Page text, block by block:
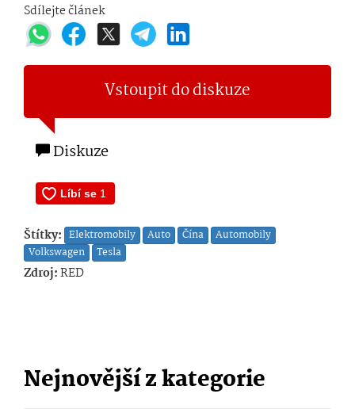
Sdílejte článek
Vstoupit do diskuze
Diskuze
Štítky: Elektromobily Auto Čína
Automobily
Volkswagen
Tesla
Zdroj:RED
Nejnovější z kategorie